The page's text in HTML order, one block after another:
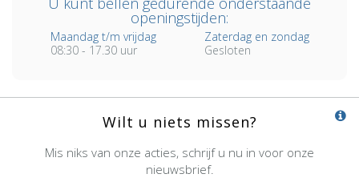
openingstijden:
Maandag t/m vrijdag
08:30 - 17.30 uur
Zaterdag en zondag
Gesloten
Wilt u niets missen?
Mis niks van onze acties, schrijf u nu in voor onze
nieuwsbrief.